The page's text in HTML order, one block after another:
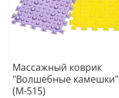
Массажный коврик
"Волшебные камешки"
(М-515)